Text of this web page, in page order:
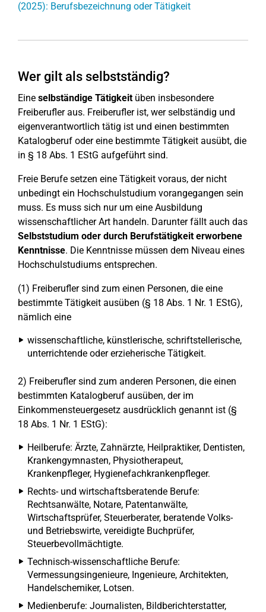
(2025): Berufsbezeichnung oder Tätigkeit
Wer gilt als selbstständig?
Eine selbständige Tätigkeitüben insbesondere
Freiberufler aus. Freiberufler ist, wer selbständig und
eigenverantwortlich tätig ist und einen bestimmten
Katalogberuf oder eine bestimmte Tätigkeit ausübt, die
in § 18 Abs. 1 EStG aufgeführt sind.
Freie Berufe setzen eine Tätigkeit voraus, der nicht
unbedingt ein Hochschulstudium vorangegangen sein
muss. Es muss sich nur um eine Ausbildung
wissenschaftlicher Art handeln. Darunter fällt auch das
Selbststudium oder durch Berufstätigkeit erworbene
Kenntnisse. Die Kenntnisse müssen dem Niveau eines
Hochschulstudiums entsprechen.
(1) Freiberufler sind zum einen Personen, die eine
bestimmte Tätigkeit ausüben (§ 18 Abs. 1 Nr. 1 EStG),
nämlich eine
wissenschaftliche, künstlerische, schriftstellerische,
unterrichtende oder erzieherische Tätigkeit.
2) Freiberufler sind zum anderen Personen, die einen
bestimmten Katalogberuf ausüben, der im
Einkommensteuergesetz ausdrücklich genannt ist (§
18 Abs. 1 Nr. 1 EStG):
Heilberufe: Ärzte, Zahnärzte, Heilpraktiker, Dentisten,
Krankengymnasten, Physiotherapeut,
Krankenpfleger, Hygienefachkrankenpfleger.
Rechts- und wirtschaftsberatende Berufe:
Rechtsanwälte, Notare, Patentanwälte,
Wirtschaftsprüfer, Steuerberater, beratende Volks-
und Betriebswirte, vereidigte Buchprüfer,
Steuerbevollmächtigte.
Technisch-wissenschaftliche Berufe:
Vermessungsingenieure, Ingenieure, Architekten,
Handelschemiker, Lotsen.
Medienberufe: Journalisten, Bildberichterstatter,